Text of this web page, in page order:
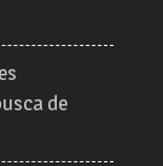
de